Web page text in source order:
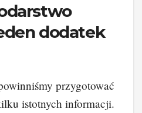
dodatek
przygotować
istotnych informacji.